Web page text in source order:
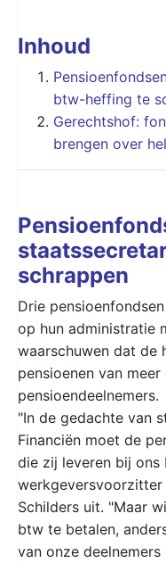
Inhoud
btw-heffing te
Gerechtshof:
brengen over
schrappen
Drie
op hun administratie
waarschuwen dat de
pensioenen van
pensioendeelnemers.
"In de gedachte van
Financiën moet de
die zij leveren bij ons
Schilders uit. "Maar
btw te betalen,
van onze